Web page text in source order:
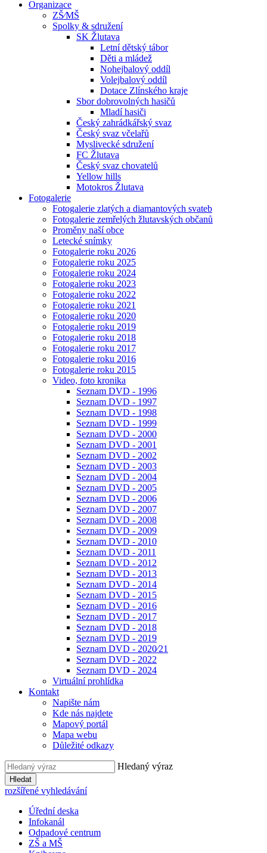
Organizace
ZŠ⁄MŠ
Spolky & sdružení
SK Žlutava
Letní dětský tábor
Děti a mládež
Nohejbalový oddíl
Volejbalový oddíl
Dotace Zlínského kraje
Sbor dobrovolných hasičů
Mladí hasiči
Český zahrádkářský svaz
Český svaz včelařů
Myslivecké sdružení
FC Žlutava
Český svaz chovatelů
Yellow hills
Motokros Žlutava
Fotogalerie
Fotogalerie zlatých a diamantových svateb
Fotogalerie zemřelých žlutavských občanů
Proměny naší obce
Letecké snímky
Fotogalerie roku 2026
Fotogalerie roku 2025
Fotogalerie roku 2024
Fotogalerie roku 2023
Fotogalerie roku 2022
Fotogalerie roku 2021
Fotogalerie roku 2020
Fotogalerie roku 2019
Fotogalerie roku 2018
Fotogalerie roku 2017
Fotogalerie roku 2016
Fotogalerie roku 2015
Video, foto kronika
Seznam DVD - 1996
Seznam DVD - 1997
Seznam DVD - 1998
Seznam DVD - 1999
Seznam DVD - 2000
Seznam DVD - 2001
Seznam DVD - 2002
Seznam DVD - 2003
Seznam DVD - 2004
Seznam DVD - 2005
Seznam DVD - 2006
Seznam DVD - 2007
Seznam DVD - 2008
Seznam DVD - 2009
Seznam DVD - 2010
Seznam DVD - 2011
Seznam DVD - 2012
Seznam DVD - 2013
Seznam DVD - 2014
Seznam DVD - 2015
Seznam DVD - 2016
Seznam DVD - 2017
Seznam DVD - 2018
Seznam DVD - 2019
Seznam DVD - 2020⁄21
Seznam DVD - 2022
Seznam DVD - 2024
Virtuální prohlídka
Kontakt
Napište nám
Kde nás najdete
Mapový portál
Mapa webu
Důležité odkazy
Hledaný výraz
Hledat
rozšířené vyhledávání
Úřední deska
Infokanál
Odpadové centrum
ZŠ a MŠ